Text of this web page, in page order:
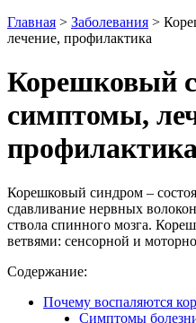
Главная > Заболевания >
лечение, профилактика
Корешковый
симптомы,
Корешковый синдром –
сдавливание нервных
ствола спинного мозга.
ветвями: сенсорной и
Содержание:
Почему воспаляются
Симптомы